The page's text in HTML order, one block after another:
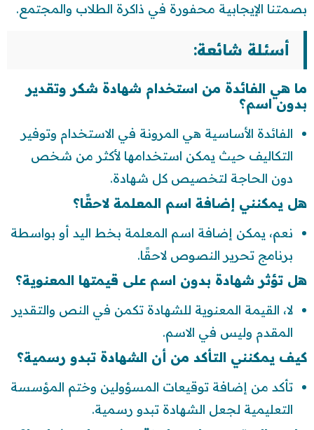
بصمتنا الإيجابية محفورة في ذاكرة الطلاب والمجتمع.
أسئلة شائعة:
ما هي الفائدة من استخدام شهادة شكر وتقدير
بدون اسم؟
الفائدة الأساسية هي المرونة في الاستخدام وتوفير
التكاليف حيث يمكن استخدامها لأكثر من شخص
دون الحاجة لتخصيص كل شهادة.
هل يمكنني إضافة اسم المعلمة لاحقًا؟
نعم، يمكن إضافة اسم المعلمة بخط اليد أو بواسطة
برنامج تحرير النصوص لاحقًا.
هل تؤثر شهادة بدون اسم على قيمتها المعنوية؟
لا، القيمة المعنوية للشهادة تكمن في النص والتقدير
المقدم وليس في الاسم.
كيف يمكنني التأكد من أن الشهادة تبدو رسمية؟
تأكد من إضافة توقيعات المسؤولين وختم المؤسسة
التعليمية لجعل الشهادة تبدو رسمية.